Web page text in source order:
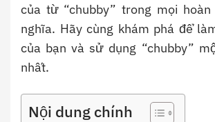
của từ “chubby” trong mọi
nghĩa. Hãy cùng khám phá để
của bạn và sử dụng “chubby”
nhất.
Nội dung chính